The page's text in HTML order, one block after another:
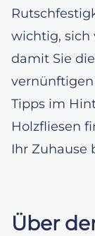
wichtig, sich
damit Sie
Tipps im
Holzfliesen
Ihr Zuhause
Über